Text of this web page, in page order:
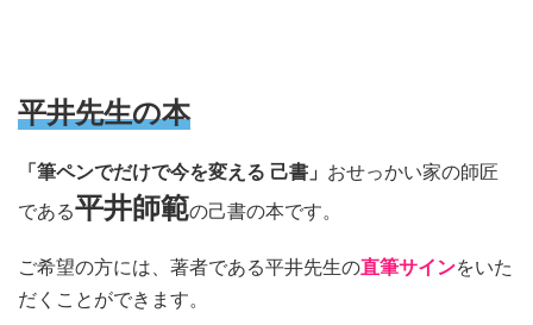
平井先生の本
「筆ペンでだけで今を変える 己書」 おせっかい家の師匠
である平井師範の己書の本です。
ご希望の方には、著者である平井先生の直筆サインをいた
だくことができます。